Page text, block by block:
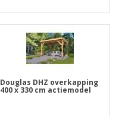
Douglas DHZ overkapping
400 x 330 cm actiemodel